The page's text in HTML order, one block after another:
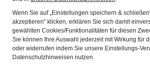
Wenn Sie auf „Einstellungen speichern &
akzeptieren“ klicken, erklären Sie sich damit
gewählten Cookies/Funktionalitäten für diesen
Sie können Ihre Auswahl jederzeit mit Wirkung für
oder widerrufen indem Sie unsere Einstellungs-
Datenschutzhinweisen nutzen.
Zumsteinhaus. Die
Erdgeschoss ermöglichen einen
die Geschichte Kemptens und in